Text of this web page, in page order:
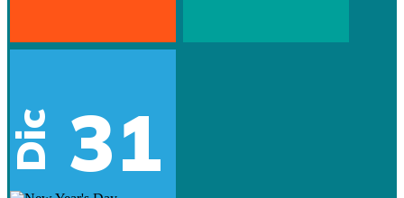
Dic 31